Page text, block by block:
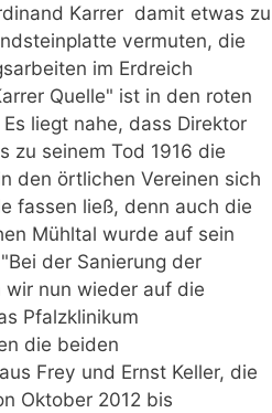
Karrer damit etwas zu
vermuten, die
im Erdreich
Quelle" ist in den roten
liegt nahe, dass Direktor
zu seinem Tod 1916 die
den örtlichen Vereinen sich
fassen ließ, denn auch die
Mühltal wurde auf sein
der Sanierung der
nun wieder auf die
Pfalzklinikum
die beiden
Frey und Ernst Keller, die
Oktober 2012 bis